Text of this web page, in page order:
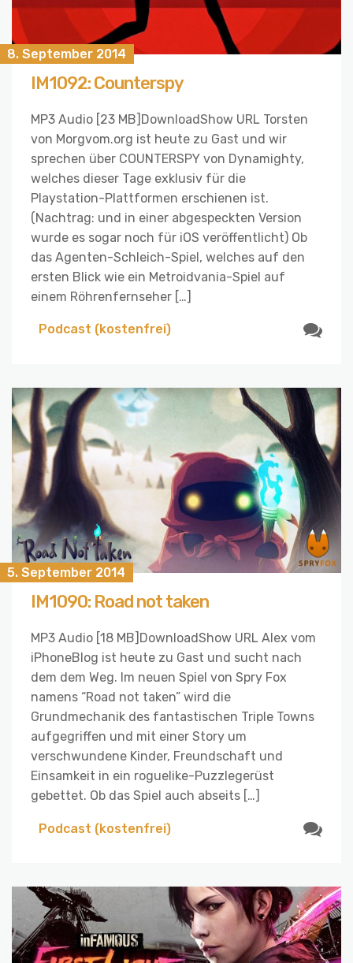
8. September 2014
IM1092: Counterspy
MP3 Audio [23 MB]DownloadShow URL Torsten
von Morgvom.org ist heute zu Gast und wir
sprechen über COUNTERSPY von Dynamighty,
welches dieser Tage exklusiv für die
Playstation-Plattformen erschienen ist.
(Nachtrag: und in einer abgespeckten Version
wurde es sogar noch für iOS veröffentlicht) Ob
das Agenten-Schleich-Spiel, welches auf den
ersten Blick wie ein Metroidvania-Spiel auf
einem Röhrenfernseher […]
Podcast (kostenfrei)
5. September 2014
IM1090: Road not taken
MP3 Audio [18 MB]DownloadShow URL Alex vom
iPhoneBlog ist heute zu Gast und sucht nach
dem dem Weg. Im neuen Spiel von Spry Fox
namens “Road not taken” wird die
Grundmechanik des fantastischen Triple Towns
aufgegriffen und mit einer Story um
verschwundene Kinder, Freundschaft und
Einsamkeit in ein roguelike-Puzzlegerüst
gebettet. Ob das Spiel auch abseits […]
Podcast (kostenfrei)